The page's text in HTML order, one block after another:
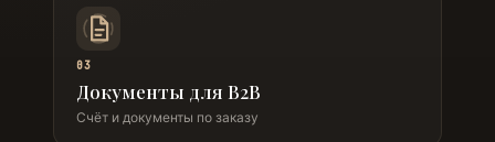
03
Документы для B2B
Счёт и документы по заказу